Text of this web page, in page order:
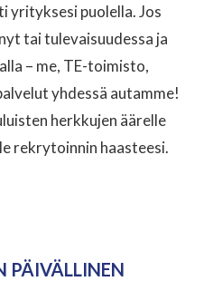
yrityksesi puolella. Jos
tai tulevaisuudessa ja
– me, TE-toimisto,
yhdessä autamme!
herkkujen äärelle
rekrytoinnin haasteesi.
PÄIVÄLLINEN